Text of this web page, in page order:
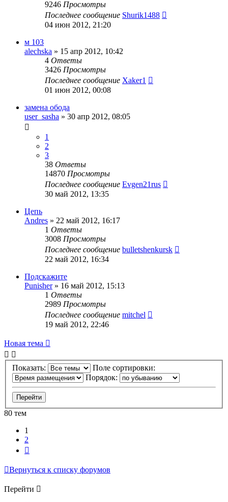
9246 Просмотры
Последнее сообщение Shurik1488
04 июн 2012, 21:20
м 103
alechska » 15 апр 2012, 10:42
4 Ответы
3426 Просмотры
Последнее сообщение Xaker1
01 июн 2012, 00:08
замена обода
user_sasha » 30 апр 2012, 08:05
1
2
3
38 Ответы
14870 Просмотры
Последнее сообщение Evgen21rus
30 май 2012, 13:35
Цепь
Andres » 22 май 2012, 16:17
1 Ответы
3008 Просмотры
Последнее сообщение bulletshenkursk
22 май 2012, 16:34
Подскажите
Punisher» 16 май 2012, 15:13
1 Ответы
2989 Просмотры
Последнее сообщение mitchel
19 май 2012, 22:46
Новая тема
Показать:
Поле сортировки:
Порядок:
80 тем
1
2
Вернуться к списку форумов
Перейти